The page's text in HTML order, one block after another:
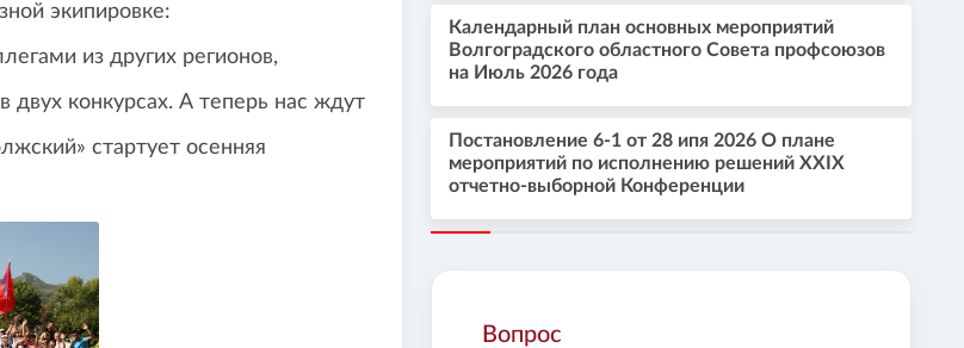
экипировке:
из других регионов,
конкурсах. А теперь нас ждут
стартует осенняя
Календарный план основных мероприятий
Волгоградского областного Совета профсоюзов
на Июль 2026 года
Постановление 6-1 от 28 ипя 2026 О плане
мероприятий по исполнению решений XXIX
отчетно-выборной Конференции
Вопрос